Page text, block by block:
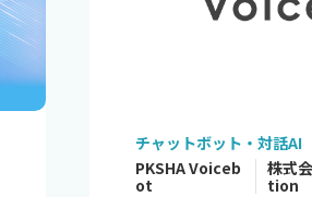
チャットボット・対話AI
PKSHA Voiceb
ot
株式
tion